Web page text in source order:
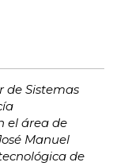
de Sistemas
el área de
Manuel
de